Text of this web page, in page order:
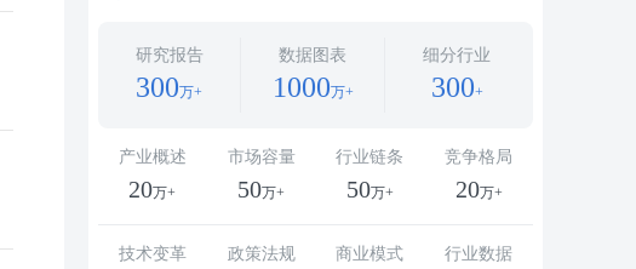
研究报告
300万+
数据图表
1000万+
细分行业
300+
产业概述
20万+
市场容量
50万+
行业链条
50万+
竞争格局
20万+
技术变革 政策法规 商业模式 行业数据